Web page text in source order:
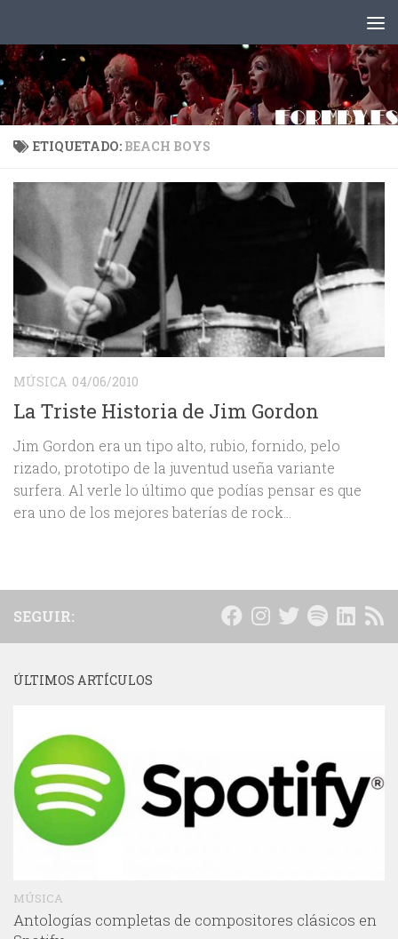
ETIQUETADO: BEACH BOYS
MÚSICA 04/06/2010
La Triste Historia de Jim Gordon
Jim Gordon era un tipo alto, rubio, fornido, pelo
rizado, prototipo de la juventud useña variante
surfera. Al verle lo último que podías pensar es que
era uno de los mejores baterías de rock...
SEGUIR:
ÚLTIMOS ARTÍCULOS
MÚSICA
Antologías completas de compositores clásicos en